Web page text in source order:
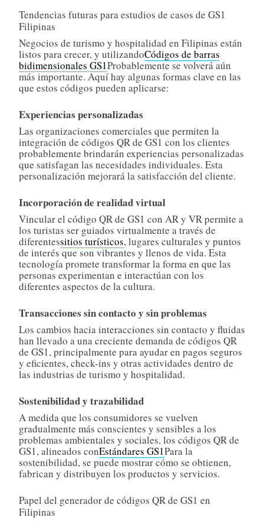
Tendencias futuras para estudios de casos de GS1
Filipinas
Negocios de turismo y hospitalidad en Filipinas están
listos para crecer, y utilizandoCódigos de barras
bidimensionales GS1Probablemente se volverá aún
más importante. Aquí hay algunas formas clave en las
que estos códigos pueden aplicarse:
Experiencias personalizadas
Las organizaciones comerciales que permiten la
integración de códigos QR de GS1 con los clientes
probablemente brindarán experiencias personalizadas
que satisfagan las necesidades individuales. Esta
personalización mejorará la satisfacción del cliente.
Incorporación de realidad virtual
Vincular el código QR de GS1 con AR y VR permite a
los turistas ser guiados virtualmente a través de
diferentessitios turísticos, lugares culturales y puntos
de interés que son vibrantes y llenos de vida. Esta
tecnología promete transformar la forma en que las
personas experimentan e interactúan con los
diferentes aspectos de la cultura.
Transacciones sin contacto y sin problemas
Los cambios hacia interacciones sin contacto y fluidas
han llevado a una creciente demanda de códigos QR
de GS1, principalmente para ayudar en pagos seguros
y eficientes, check-ins y otras actividades dentro de
las industrias de turismo y hospitalidad.
Sostenibilidad y trazabilidad
A medida que los consumidores se vuelven
gradualmente más conscientes y sensibles a los
problemas ambientales y sociales, los códigos QR de
GS1, alineados conEstándares GS1Para la
sostenibilidad, se puede mostrar cómo se obtienen,
fabrican y distribuyen los productos y servicios.
Papel del generador de códigos QR de GS1 en
Filipinas